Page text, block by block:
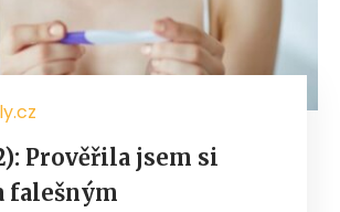
Prověřila jsem si
falešným